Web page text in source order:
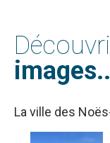
La ville des